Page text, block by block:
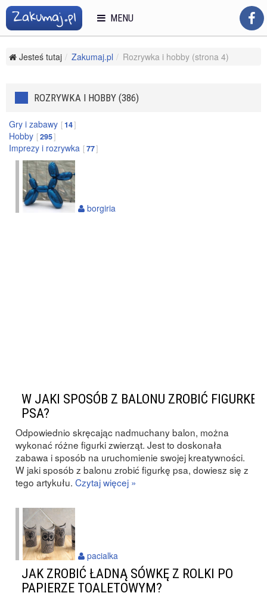
Jesteś tutaj Zakumaj.pl Rozrywka i hobby (strona 4)
ROZRYWKA I HOBBY (386)
Gry i zabawy 14
Hobby 295
Imprezy i rozrywka 77
W JAKI SPOSÓB Z BALONU ZROBIĆ FIGURKĘ
PSA?
Odpowiednio skręcając nadmuchany balon, można
wykonać różne figurki zwierząt. Jest to doskonała
zabawa i sposób na uruchomienie swojej kreatywności.
W jaki sposób z balonu zrobić figurkę psa, dowiesz się z
tego artykułu. Czytaj więcej »
borgiria
JAK ZROBIĆ ŁADNĄ SÓWKĘ Z ROLKI PO
PAPIERZE TOALETOWYM?
pacialka
MENU